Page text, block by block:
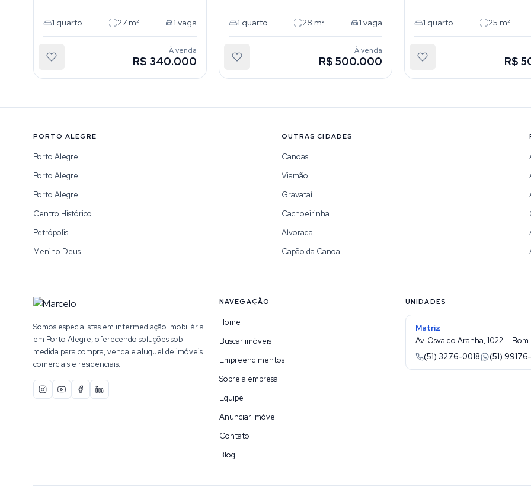
1 quarto 27m² 1 vaga
À venda
R$ 340.000
1 quarto 28 m² 1 vaga
À venda
R$ 500.000
1 quarto 25 m²
R$
PORTO ALEGRE
Porto Alegre
Porto Alegre
Porto Alegre
Centro Histórico
Petrópolis
Menino Deus
OUTRAS CIDADES
Canoas
Viamão
Gravataí
Cachoeirinha
Alvorada
Capão da Canoa
Somos especialistas em intermediação imobiliária
em Porto Alegre, oferecendo soluções sob
medida para compra, venda e aluguel de imóveis
comerciais e residenciais.
NAVEGAÇÃO
Home
Buscar imóveis
Empreendimentos
Sobre a empresa
Equipe
Anunciar imóvel
Contato
Blog
UNIDADES
Matriz
Av. Osvaldo Aranha, 1022 —
(51) 3276-0018
(51)